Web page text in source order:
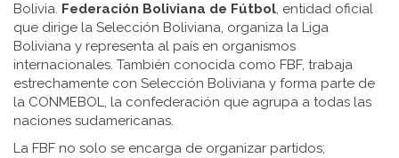
Bolivia. Federación Boliviana de Fútbol, entidad oficial
que dirige la Selección Boliviana, organiza la Liga
Boliviana y representa al país en organismos
internacionales. También conocida como FBF, trabaja
estrechamente con Selección Boliviana y forma parte de
la CONMEBOL, la confederación que agrupa a todas las
naciones sudamericanas.
La FBF no solo se encarga de organizar partidos;